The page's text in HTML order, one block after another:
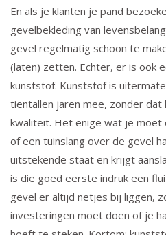
En als je klanten je pand
gevelbekleding van
gevel regelmatig schoon te
(laten) zetten. Echter, er is ook
kunststof. Kunststof is
tientallen jaren mee, zonder dat
kwaliteit. Het enige wat je moet
of een tuinslang over de gevel
uitstekende staat en krijgt
is die goed eerste indruk een
gevel er altijd netjes bij liggen,
investeringen moet doen of je